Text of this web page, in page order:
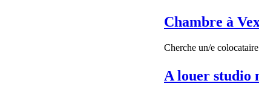
Chambre à
Cherche un/e
A louer studio